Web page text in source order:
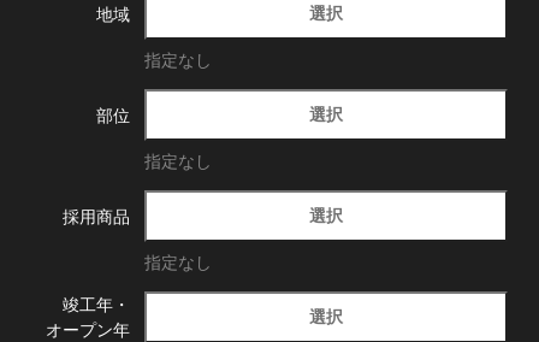
地域 選択
指定なし
部位 選択
指定なし
採用商品 選択
指定なし
竣工年・
オープン年
選択